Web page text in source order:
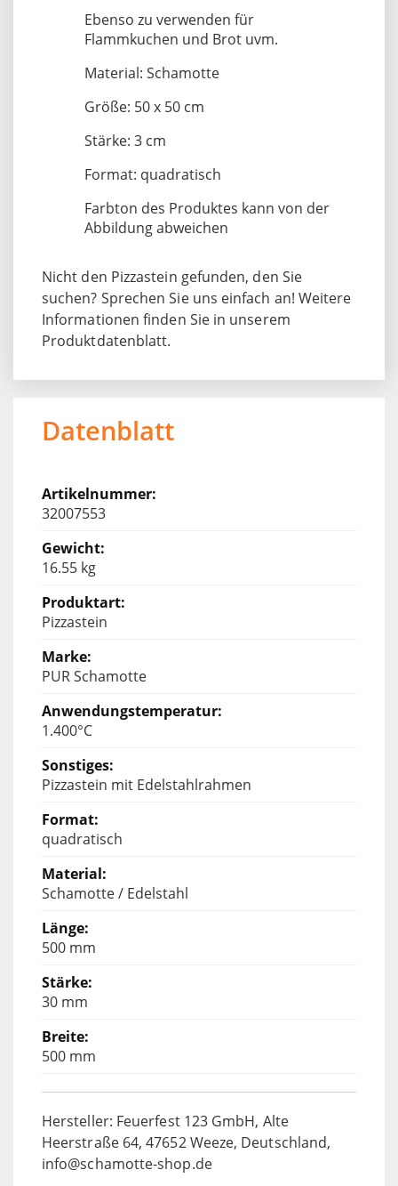
Ebenso zu verwenden für
Flammkuchen und Brot uvm.
Material: Schamotte
Größe: 50 x 50 cm
Stärke: 3 cm
Format: quadratisch
Farbton des Produktes kann von der
Abbildung abweichen
Nicht den Pizzastein gefunden, den Sie
suchen? Sprechen Sie uns einfach an! Weitere
Informationen finden Sie in unserem
Produktdatenblatt.
Datenblatt
32007553
16.55 kg
Pizzastein
PUR Schamotte
1.400°C
Pizzastein mit Edelstahlrahmen
quadratisch
Schamotte / Edelstahl
500 mm
30 mm
500 mm
Hersteller: Feuerfest 123 GmbH, Alte
Heerstraße 64, 47652 Weeze, Deutschland,
info@schamotte-shop.de